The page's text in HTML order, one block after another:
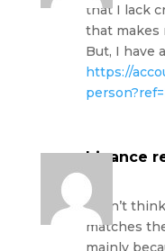
that I lack
that makes
But, I have
https://
binance
pm
I don’t
matches
mainly